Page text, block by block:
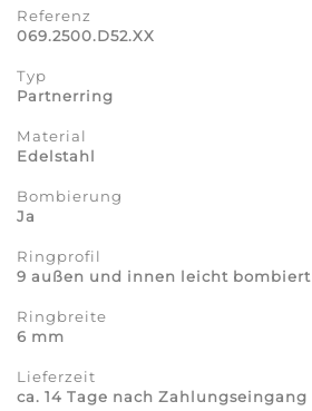
Referenz
069.2500.D52.XX
Typ
Partnerring
Material
Edelstahl
Bombierung
Ja
Ringprofil
9 außen und innen leicht bombiert
Ringbreite
6 mm
Lieferzeit
ca. 14 Tage nach Zahlungseingang